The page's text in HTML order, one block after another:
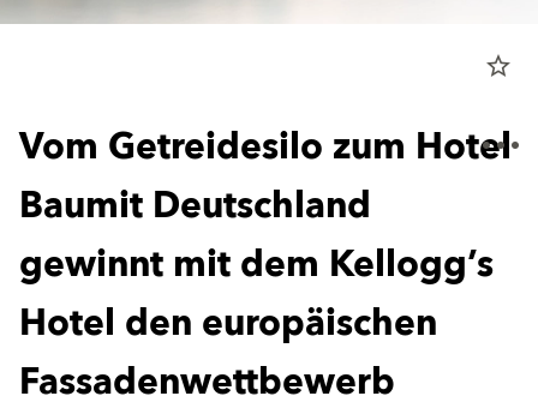
star_border
Vom Getreidesilo zum Hotel
Baumit Deutschland
gewinnt mit dem Kellogg’s
Hotel den europäischen
Fassadenwettbewerb